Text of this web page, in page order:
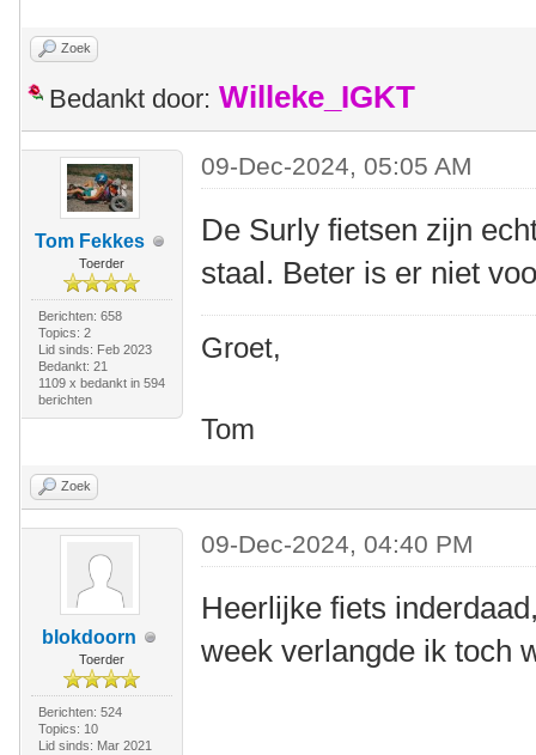
Zoek
Bedankt door: Willeke_IGKT
Tom Fekkes
Toerder
Berichten: 658
Topics: 2
Lid sinds: Feb 2023
Bedankt: 21
1109 x bedankt in 594
berichten
09-Dec-2024, 05:05 AM
De Surly fietsen zijn
staal. Beter is er niet
Groet,
Tom
Zoek
blokdoorn
Toerder
Berichten: 524
Topics: 10
Lid sinds: Mar 2021
09-Dec-2024, 04:40 PM
Heerlijke fiets
week verlangde ik toch